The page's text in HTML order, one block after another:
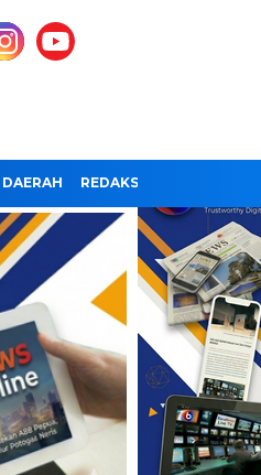
DAERAH REDAKSI